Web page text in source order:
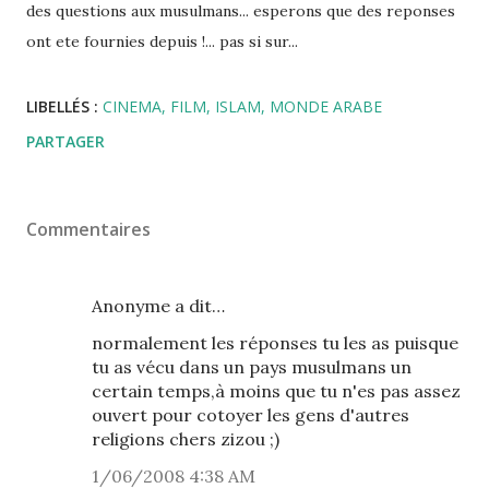
des questions aux musulmans... esperons que des reponses
ont ete fournies depuis !... pas si sur...
LIBELLÉS : CINEMA FILM ISLAM MONDE ARABE
PARTAGER
Commentaires
Anonyme a dit…
normalement les réponses tu les as puisque
tu as vécu dans un pays musulmans un
certain temps,à moins que tu n'es pas assez
ouvert pour cotoyer les gens d'autres
religions chers zizou ;)
1/06/2008 4:38 AM